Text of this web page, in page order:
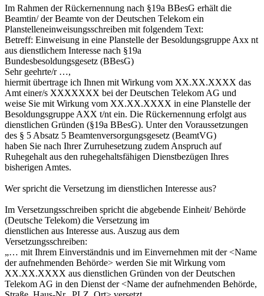
Im Rahmen der Rückernennung nach §19a BBesG erhält die
Beamtin/ der Beamte von der Deutschen Telekom ein
Planstelleneinweisungsschreiben mit folgendem Text:
Betreff: Einweisung in eine Planstelle der Besoldungsgruppe Axx nt
aus dienstlichem Interesse nach §19a
Bundesbesoldungsgesetz (BBesG)
Sehr geehrte/r …,
hiermit übertrage ich Ihnen mit Wirkung vom XX.XX.XXXX das
Amt einer/s XXXXXXX bei der Deutschen Telekom AG und
weise Sie mit Wirkung vom XX.XX.XXXX in eine Planstelle der
Besoldungsgruppe AXX t/nt ein. Die Rückernennung erfolgt aus
dienstlichen Gründen (§19a BBesG). Unter den Voraussetzungen
des § 5 Absatz 5 Beamtenversorgungsgesetz (BeamtVG)
haben Sie nach Ihrer Zurruhesetzung zudem Anspruch auf
Ruhegehalt aus den ruhegehaltsfähigen Dienstbezügen Ihres
bisherigen Amtes.
Wer spricht die Versetzung im dienstlichen Interesse aus?
Im Versetzungsschreiben spricht die abgebende Einheit/ Behörde
(Deutsche Telekom) die Versetzung im
dienstlichen aus Interesse aus. Auszug aus dem
Versetzungsschreiben:
„… mit Ihrem Einverständnis und im Einvernehmen mit der <Name
der aufnehmenden Behörde> werden Sie mit Wirkung vom
XX.XX.XXXX aus dienstlichen Gründen von der Deutschen
Telekom AG in den Dienst der <Name der aufnehmenden Behörde,